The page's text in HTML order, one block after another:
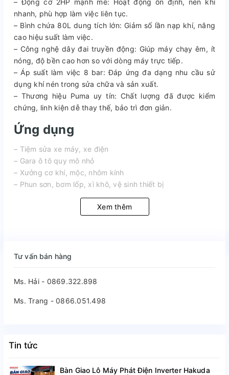
nhanh, phù hợp làm việc liên tục.
– Bình chứa 80L dung tích lớn: Giảm số lần nạp khí, nâng
cao hiệu suất làm việc.
– Công nghệ dây đai truyền động: Giúp máy chạy êm, ít
nóng, độ bền cao hơn so với dòng máy trực tiếp.
– Áp suất làm việc 8 bar: Đáp ứng đa dạng nhu cầu sử
dụng khí nén trong sửa chữa và sản xuất.
– Thương hiệu Puma uy tín: Chất lượng đã được kiểm
chứng, linh kiện dễ thay thế, bảo trì đơn giản.
Ứng dụng
– Tiệm sửa xe máy, xe điện
– Gara ô tô quy mô nhỏ
– Xưởng cơ khí, mộc, nhôm kính
– Phun sơn, bơm lốp, xì khô, vệ sinh thiết bị
Xem thêm
Tư vấn bán hàng
Ms. Hải - 0869.322.898
Ms. Trang - 0866.051.498
Tin tức
Bàn Giao Lô Máy Phát Điện Inverter Hakuda